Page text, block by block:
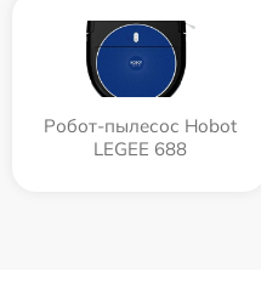
Робот-пылесос Hobot
LEGEE 688